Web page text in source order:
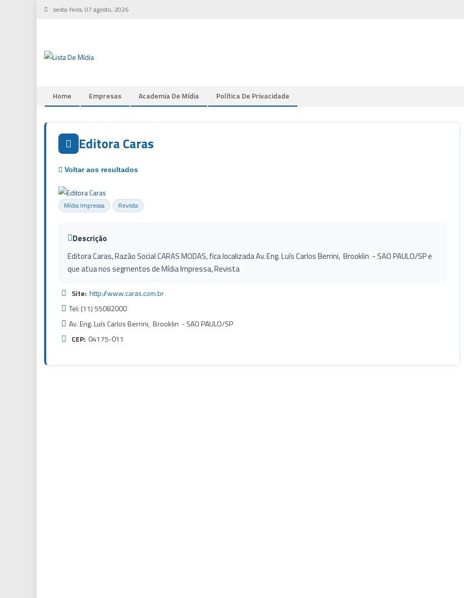
Skip
sexta-feira, 07 agosto, 2026
Home Empresas Academia De Mídia Política De Privacidade
Editora Caras
Mídia Impressa Revista
Descrição
Editora Caras, Razão Social CARAS MODAS, fica localizada Av. Eng. Luís Carlos Berrini, Brooklin - SAO PAULO/SP e
que atua nos segmentos de Mídia Impressa, Revista
Site: http://www.caras.com.br
Tel: (11) 55082000
Av. Eng. Luís Carlos Berrini, Brooklin - SAO PAULO/SP
CEP: 04175-011